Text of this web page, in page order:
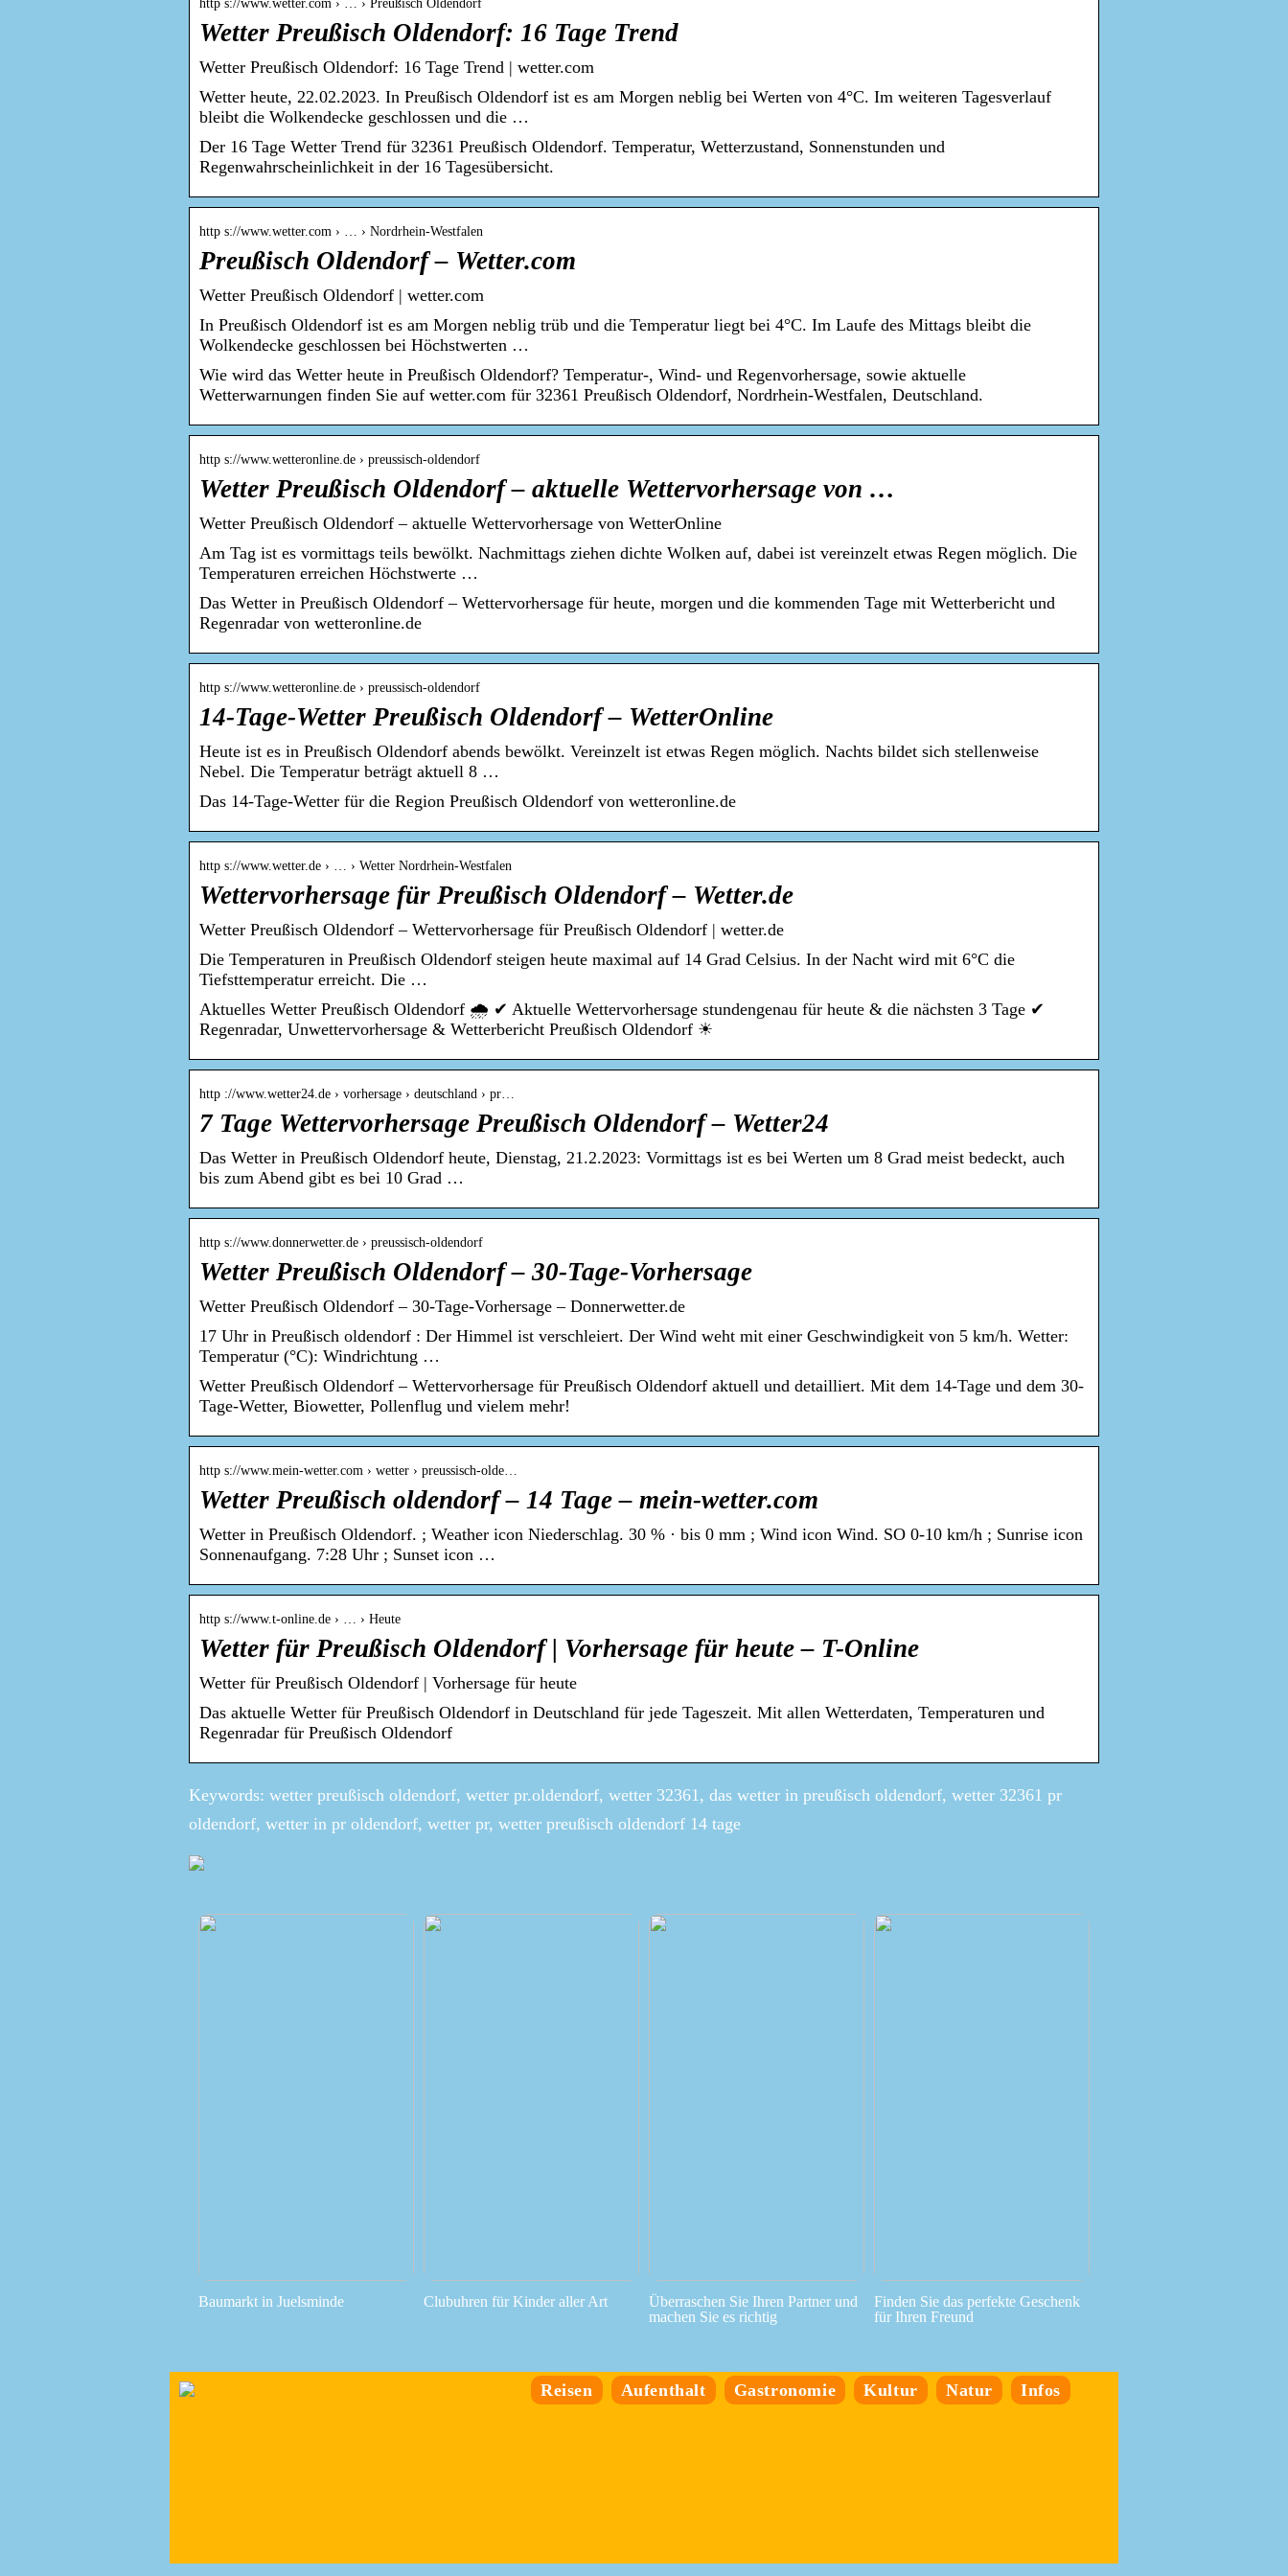
http s://www.wetter.com › … › Preußisch Oldendorf
Wetter Preußisch Oldendorf: 16 Tage Trend
Wetter Preußisch Oldendorf: 16 Tage Trend | wetter.com
Wetter heute, 22.02.2023. In Preußisch Oldendorf ist es am Morgen neblig bei Werten von 4°C. Im weiteren Tagesverlauf
bleibt die Wolkendecke geschlossen und die …
Der 16 Tage Wetter Trend für 32361 Preußisch Oldendorf. Temperatur, Wetterzustand, Sonnenstunden und
Regenwahrscheinlichkeit in der 16 Tagesübersicht.
http s://www.wetter.com › … › Nordrhein-Westfalen
Preußisch Oldendorf – Wetter.com
Wetter Preußisch Oldendorf | wetter.com
In Preußisch Oldendorf ist es am Morgen neblig trüb und die Temperatur liegt bei 4°C. Im Laufe des Mittags bleibt die
Wolkendecke geschlossen bei Höchstwerten …
Wie wird das Wetter heute in Preußisch Oldendorf? Temperatur-, Wind- und Regenvorhersage, sowie aktuelle
Wetterwarnungen finden Sie auf wetter.com für 32361 Preußisch Oldendorf, Nordrhein-Westfalen, Deutschland.
http s://www.wetteronline.de › preussisch-oldendorf
Wetter Preußisch Oldendorf – aktuelle Wettervorhersage von …
Wetter Preußisch Oldendorf – aktuelle Wettervorhersage von WetterOnline
Am Tag ist es vormittags teils bewölkt. Nachmittags ziehen dichte Wolken auf, dabei ist vereinzelt etwas Regen möglich. Die
Temperaturen erreichen Höchstwerte …
Das Wetter in Preußisch Oldendorf – Wettervorhersage für heute, morgen und die kommenden Tage mit Wetterbericht und
Regenradar von wetteronline.de
http s://www.wetteronline.de › preussisch-oldendorf
14-Tage-Wetter Preußisch Oldendorf – WetterOnline
Heute ist es in Preußisch Oldendorf abends bewölkt. Vereinzelt ist etwas Regen möglich. Nachts bildet sich stellenweise
Nebel. Die Temperatur beträgt aktuell 8 …
Das 14-Tage-Wetter für die Region Preußisch Oldendorf von wetteronline.de
http s://www.wetter.de › … › Wetter Nordrhein-Westfalen
Wettervorhersage für Preußisch Oldendorf – Wetter.de
Wetter Preußisch Oldendorf – Wettervorhersage für Preußisch Oldendorf | wetter.de
Die Temperaturen in Preußisch Oldendorf steigen heute maximal auf 14 Grad Celsius. In der Nacht wird mit 6°C die
Tiefsttemperatur erreicht. Die …
Aktuelles Wetter Preußisch Oldendorf 🌧️ ✔ Aktuelle Wettervorhersage stundengenau für heute & die nächsten 3 Tage ✔
Regenradar, Unwettervorhersage & Wetterbericht Preußisch Oldendorf ☀
http ://www.wetter24.de › vorhersage › deutschland › pr…
7 Tage Wettervorhersage Preußisch Oldendorf – Wetter24
Das Wetter in Preußisch Oldendorf heute, Dienstag, 21.2.2023: Vormittags ist es bei Werten um 8 Grad meist bedeckt, auch
bis zum Abend gibt es bei 10 Grad …
http s://www.donnerwetter.de › preussisch-oldendorf
Wetter Preußisch Oldendorf – 30-Tage-Vorhersage
Wetter Preußisch Oldendorf – 30-Tage-Vorhersage – Donnerwetter.de
17 Uhr in Preußisch oldendorf : Der Himmel ist verschleiert. Der Wind weht mit einer Geschwindigkeit von 5 km/h. Wetter:
Temperatur (°C): Windrichtung …
Wetter Preußisch Oldendorf – Wettervorhersage für Preußisch Oldendorf aktuell und detailliert. Mit dem 14-Tage und dem 30-
Tage-Wetter, Biowetter, Pollenflug und vielem mehr!
http s://www.mein-wetter.com › wetter › preussisch-olde…
Wetter Preußisch oldendorf – 14 Tage – mein-wetter.com
Wetter in Preußisch Oldendorf. ; Weather icon Niederschlag. 30 % · bis 0 mm ; Wind icon Wind. SO 0-10 km/h ; Sunrise icon
Sonnenaufgang. 7:28 Uhr ; Sunset icon …
http s://www.t-online.de › … › Heute
Wetter für Preußisch Oldendorf | Vorhersage für heute – T-Online
Wetter für Preußisch Oldendorf | Vorhersage für heute
Das aktuelle Wetter für Preußisch Oldendorf in Deutschland für jede Tageszeit. Mit allen Wetterdaten, Temperaturen und
Regenradar für Preußisch Oldendorf
Keywords: wetter preußisch oldendorf, wetter pr.oldendorf, wetter 32361, das wetter in preußisch oldendorf, wetter 32361 pr
oldendorf, wetter in pr oldendorf, wetter pr, wetter preußisch oldendorf 14 tage
Baumarkt in Juelsminde Clubuhren für Kinder aller Art
Überraschen Sie Ihren Partner und
machen Sie es richtig
Finden Sie das perfekte Geschenk
für Ihren Freund
Reisen Aufenthalt Gastronomie Kultur Natur Infos